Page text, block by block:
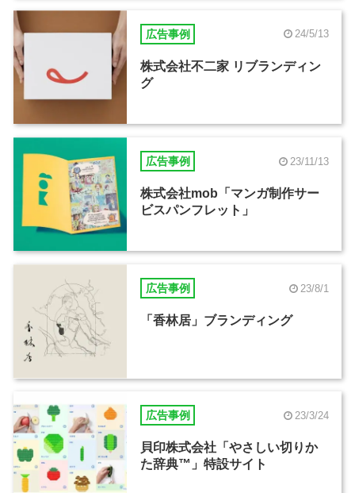
広告事例 24/5/13
株式会社不二家 リブランディン
グ
広告事例 23/11/13
株式会社mob「マンガ制作サー
ビスパンフレット」
広告事例 23/8/1
「香林居」ブランディング
広告事例 23/3/24
貝印株式会社「やさしい切りか
た辞典™」特設サイト